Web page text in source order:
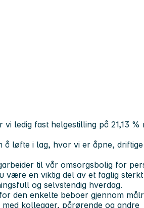
ledig fast helgestilling på 21,13 %
å løfte i lag, hvor vi er åpne,
til vår omsorgsbolig for
være en viktig del av et faglig
og selvstendig hverdag.
den enkelte beboer gjennom
kollegaer, pårørende og andre